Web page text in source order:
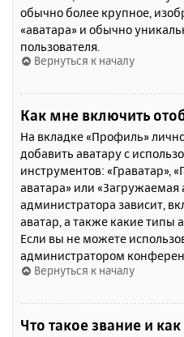
обычно более крупное,
«аватара» и обычно
пользователя.
Вернуться к началу
Как мне включить
На вкладке «Профиль»
добавить аватару с
инструментов: «Граватар»,
аватара» или «Загружаемая
администратора зависит,
аватар, а также какие типы
Если вы не можете
администратором
Вернуться к началу
Что такое звание и